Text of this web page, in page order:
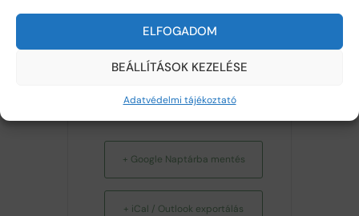
ELFOGADOM
BEÁLLÍTÁSOK KEZELÉSE
Adatvédelmi tájékoztató
adventi vásár
+ Google Naptárba mentés
+ iCal / Outlook exportálás